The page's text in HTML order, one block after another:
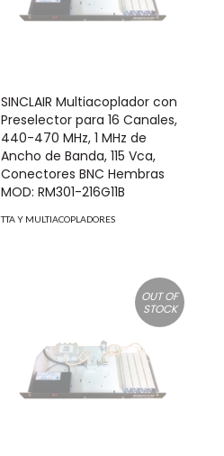
SINCLAIR Multiacoplador con
Preselector para 16 Canales,
440-470 MHz, 1 MHz de
Ancho de Banda, 115 Vca,
Conectores BNC Hembras
MOD: RM301-216G11B
TTA Y MULTIACOPLADORES
OUT OF
STOCK